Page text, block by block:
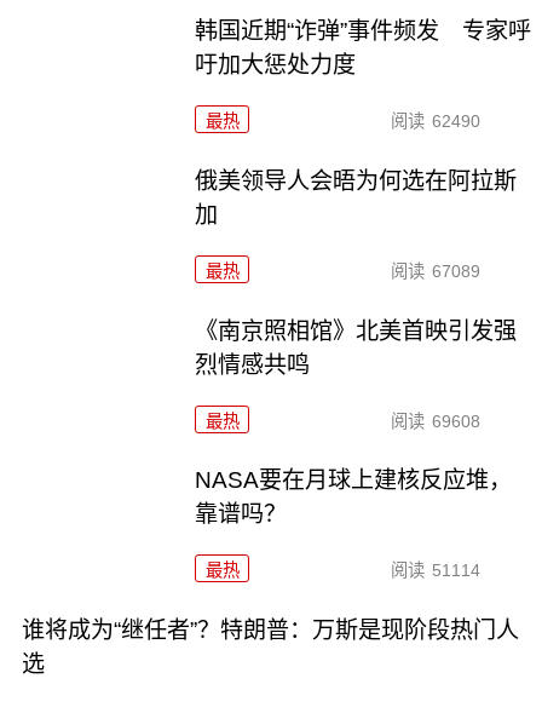
韩国近期“诈弹”事件频发 专家呼
吁加大惩处力度
最热 阅读 62490
俄美领导人会晤为何选在阿拉斯
加
最热 阅读 67089
《南京照相馆》北美首映引发强
烈情感共鸣
最热 阅读 69608
NASA要在月球上建核反应堆，
靠谱吗？
最热 阅读 51114
谁将成为“继任者”？特朗普：万斯是现阶段热门人
选